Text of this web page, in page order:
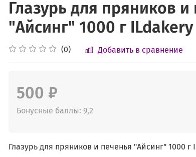
Глазурь для пряников и
"Айсинг" 1000 г ILdakery
(0) Добавить в сравнение
500 ₽
Бонусные баллы: 9,2
Глазурь для пряников и печенья "Айсинг" 1000 г